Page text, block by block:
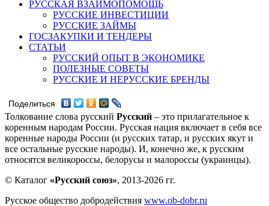
РУССКАЯ ВЗАИМОПОМОЩЬ
РУССКИЕ ИНВЕСТИЦИИ
РУССКИЕ ЗАЙМЫ
ГОСЗАКУПКИ И ТЕНДЕРЫ
СТАТЬИ
РУССКИЙ ОПЫТ В ЭКОНОМИКЕ
ПОЛЕЗНЫЕ СОВЕТЫ
РУССКИЕ И НЕРУССКИЕ БРЕНДЫ
Поделиться
Толкование слова русский Русский – это прилагательное к
коренным народам России. Русская нация включает в себя все
коренные народы России (и русских татар, и русских якут и
все остальные русские народы). И, конечно же, к русским
относятся великороссы, белорусы и малороссы (украинцы).
© Каталог «Русский союз», 2013-2026 гг.
Русское общество добродействия www.ob-dobr.ru